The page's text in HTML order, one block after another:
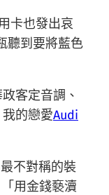
卡也發出哀
聽到要將藍色
客定音調、
的戀愛Audi
不對稱的裝
用金錢褻瀆